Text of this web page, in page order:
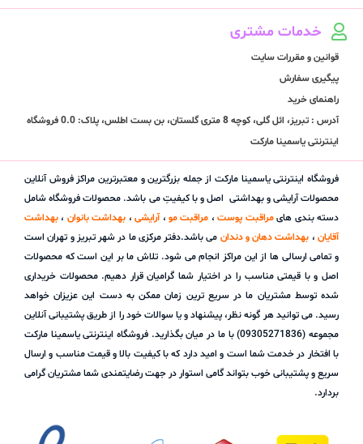
خدمات مشتری
قوانین و مقررات سایت
پیگیری سفارش
راهنمای خرید
آدرس : تبریز، ائل گلی، کوچه 8 متری گلستان، بن بست اطلس، پلاک: 0.0 فروشگاه
اینترنتی یاسمینا مارکت
فروشگاه اینترنتی یاسمینا مارکت از جمله بزرگترین و معتبرترین مراکز فروش آنلاین
محصولات آرایشی و بهداشتی اصل و با کیفیتِ می باشد. محصولات فروشگاه شامل
دسته بندی هایمراقبت پوست، مراقبت مو،آرایشی، بهداشت بانوان ، بهداشت
آقایان، بهداشت دهان و دندان می باشد.دفتر مرکزی ما در شهر تبریز و تهران است
و تمامی ارسالی ها از این مراکز انجام می شود. تلاش ما بر این است که محصولات
اصل و با قیمتی مناسب را در اختیار شما گرامیان قرار دهیم. محصولات خریداری
شده توسط مشتریان ما در سریع ترین زمان ممکن به دست این عزیزان خواهد
رسید. می توانید هر گونه نظر، پیشنهاد و یا سوالات خود را از طریق پشتیبانی آنلاین
مجموعه (09305271836) با ما در میان بگذارید. فروشگاه اینترنتی یاسمینا مارکت
با افتخار در خدمت شما است و امید دارد که با کیفیت بالا و قیمت مناسب و ارسال
سریع و پشتیبانی خوب بتواند گامی استوار در جهت رضایتمندی شما مشتریان گرامی
بردارد.